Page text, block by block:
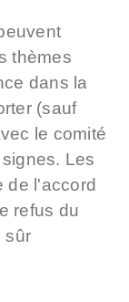
thèmes
dans la
(sauf
le comité
Les
de l'accord
refus du
sûr